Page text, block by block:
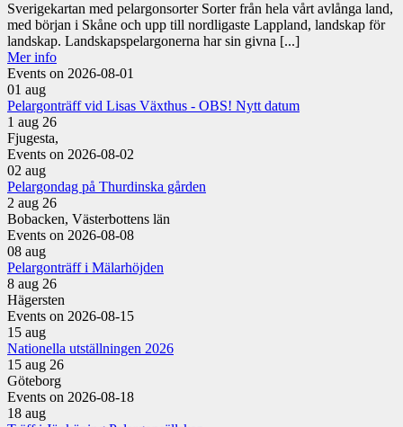
Sverigekartan med pelargonsorter Sorter från hela vårt avlånga land,
med början i Skåne och upp till nordligaste Lappland, landskap för
landskap. Landskapspelargonerna har sin givna [...]
Mer info
Events on 2026-08-01
01 aug
Pelargonträff vid Lisas Växthus - OBS! Nytt datum
1 aug 26
Fjugesta,
Events on 2026-08-02
02 aug
Pelargondag på Thurdinska gården
2 aug 26
Bobacken, Västerbottens län
Events on 2026-08-08
08 aug
Pelargonträff i Mälarhöjden
8 aug 26
Hägersten
Events on 2026-08-15
15 aug
Nationella utställningen 2026
15 aug 26
Göteborg
Events on 2026-08-18
18 aug